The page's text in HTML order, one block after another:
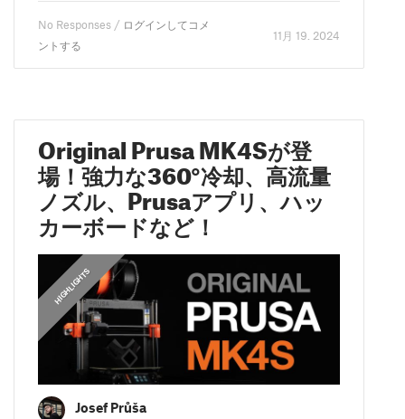
No Responses / ログインしてコメ
ントする
11月 19. 2024
Original Prusa MK4Sが登
場！強力な360°冷却、高流量
ノズル、Prusaアプリ、ハッ
カーボードなど！
HIGHLIGHTS
FEATURED
FEATURED
HIGHLIGHTS
Josef Průša